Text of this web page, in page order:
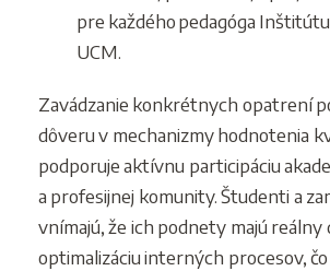
pre každého pedagóga
UCM.
Zavádzanie konkrétnych opatrení
dôveru v mechanizmy hodnotenia
podporuje aktívnu participáciu
a profesijnej komunity. Študenti a
vnímajú, že ich podnety majú reálny
optimalizáciu interných procesov,